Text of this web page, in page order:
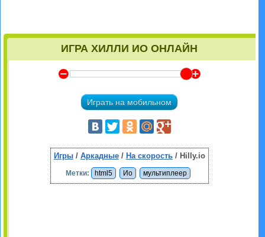
ИГРА ХИЛЛИ ИО ОНЛАЙН
Y Z
Играть на мобильном
Игры/ Аркадные/ На скорость/ Hilly.io
Метки: html5 Ио мультиплеер